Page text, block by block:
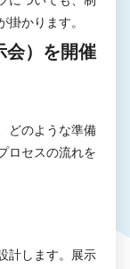
かります。
会）を開催
どのような準備
ロセスの流れを
計します。展示